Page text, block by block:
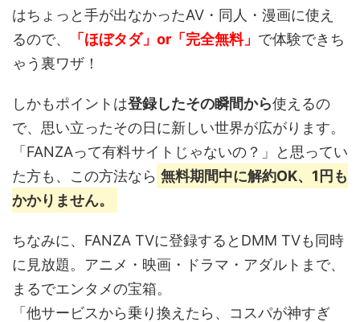
はちょっと手が出なかったAV・同人・漫画に使え
るので、
「ほぼタダ」or「完全無料」 で体験できち
ゃう裏ワザ！
しかもポイントは登録したその瞬間から使えるの
で、思い立ったその日に新しい世界が広がります。
「FANZAって有料サイトじゃないの？」と思ってい
た方も、この方法なら 無料期間中に解約OK、1円も
かかりません。
ちなみに、FANZA TVに登録するとDMM TVも同時
に見放題。アニメ・映画・ドラマ・アダルトまで、
まるでエンタメの宝箱。
「他サービスから乗り換えたら、コスパが神すぎ